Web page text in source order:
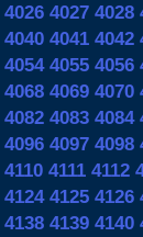
4026 4027 4028
4040 4041 4042
4054 4055 4056
4068 4069 4070
4082 4083 4084
4096 4097 4098
4110 4111 4112
4124 4125 4126
4138 4139 4140